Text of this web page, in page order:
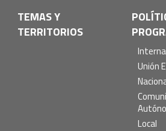
TEMAS Y
TERRITORIOS
Unión
Local